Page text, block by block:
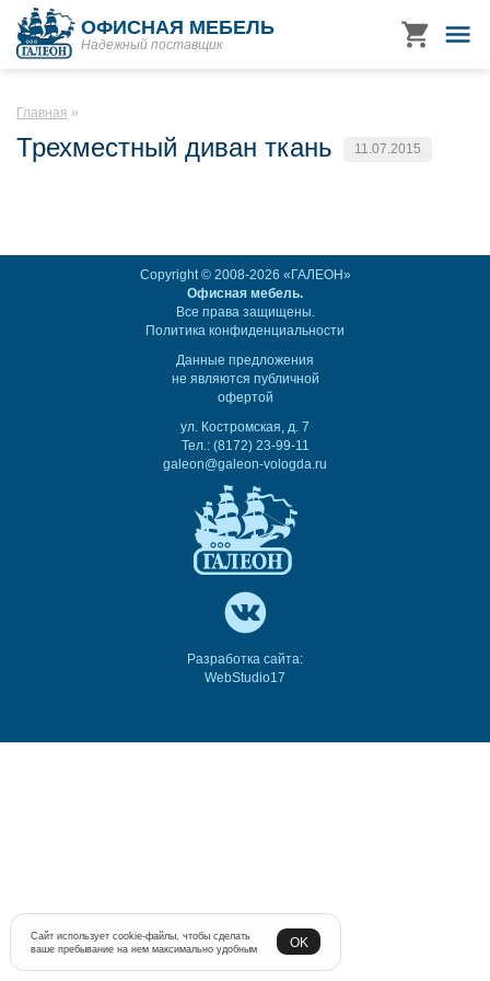
ОФИСНАЯ МЕБЕЛЬ
Надежный поставщик
Главная
Трехместный диван ткань 11.07.2015
Copyright © 2008-2026 «ГАЛЕОН»
Офисная мебель.
Все права защищены.
Политика конфиденциальности
Данные предложения
не являются публичной
офертой
ул. Костромская, д. 7
Тел.: (8172) 23-99-11
galeon@galeon-vologda.ru
Разработка сайта:
WebStudio17
Сайт использует cookie-файлы, чтобы сделать
ваше пребывание на нем максимально удобным
OK